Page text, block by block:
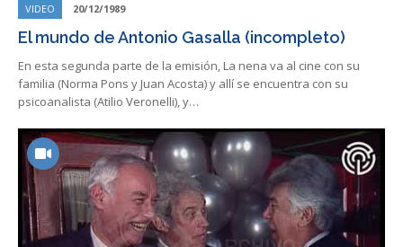
VIDEO 20/12/1989
El mundo de Antonio Gasalla (incompleto)
En esta segunda parte de la emisión, La nena va al cine con su
familia (Norma Pons y Juan Acosta) y allí se encuentra con su
psicoanalista (Atilio Veronelli), y…